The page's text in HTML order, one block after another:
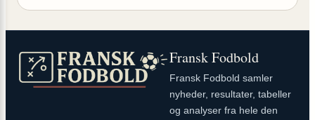
Fransk Fodbold
Fransk Fodbold samler
nyheder, resultater, tabeller
og analyser fra hele den